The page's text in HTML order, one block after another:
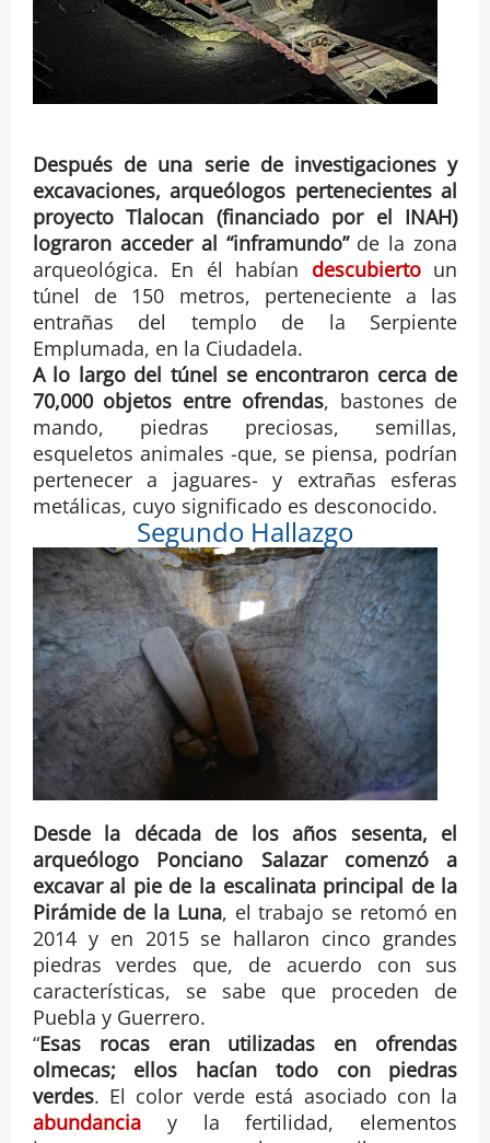
Después de una serie de investigaciones y
excavaciones, arqueólogos pertenecientes al
proyecto Tlalocan (financiado por el INAH)
lograron acceder al “inframundo”de la zona
arqueológica. En él habían descubiertoun
túnel de 150 metros, perteneciente a las
entrañas del templo de la Serpiente
Emplumada, en la Ciudadela.
A lo largo del túnel se encontraron cerca de
70,000 objetos entre ofrendas, bastones de
mando, piedras preciosas, semillas,
esqueletos animales -que, se piensa, podrían
pertenecer a jaguares- y extrañas esferas
metálicas, cuyo significado es desconocido.
Segundo Hallazgo
Desde la década de los años sesenta, el
arqueólogo Ponciano Salazar comenzó a
excavar al pie de la escalinata principal de la
Pirámide de la Luna, el trabajo se retomó en
2014 y en 2015 se hallaron cinco grandes
piedras verdes que, de acuerdo con sus
características, se sabe que proceden de
Puebla y Guerrero.
“Esas rocas eran utilizadas en ofrendas
olmecas; ellos hacían todo con piedras
verdes. El color verde está asociado con la
abundanciay la fertilidad, elementos